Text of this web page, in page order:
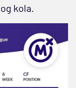
kola.